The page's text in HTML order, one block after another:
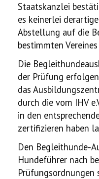
Staatskanzlei
es keinerlei
Abstellung auf die
bestimmten
Die
der Prüfung
das
durch die vom IHV
in den
zertifizieren haben
Den Begleithunde-
Hundeführer nach
Prüfungsordnungen